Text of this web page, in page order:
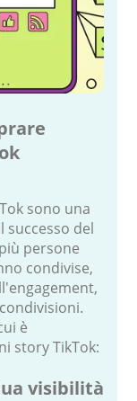
sono una
del
persone
condivise,
è
story TikTok:
visibilità